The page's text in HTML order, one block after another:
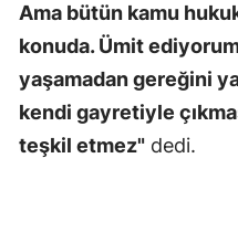
Ama bütün kamu
konuda. Ümit
yaşamadan gereğini
kendi gayretiyle
teşkil etmez" dedi.